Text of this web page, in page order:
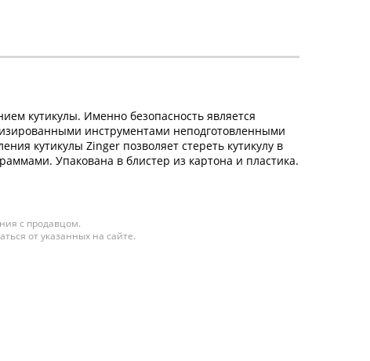
кутикулы. Именно безопасность является
инструментами неподготовленными
кутикулы Zinger позволяет стереть кутикулу в
Упакована в блистер из картона и пластика.
с продавцом.
от указанных на сайте.